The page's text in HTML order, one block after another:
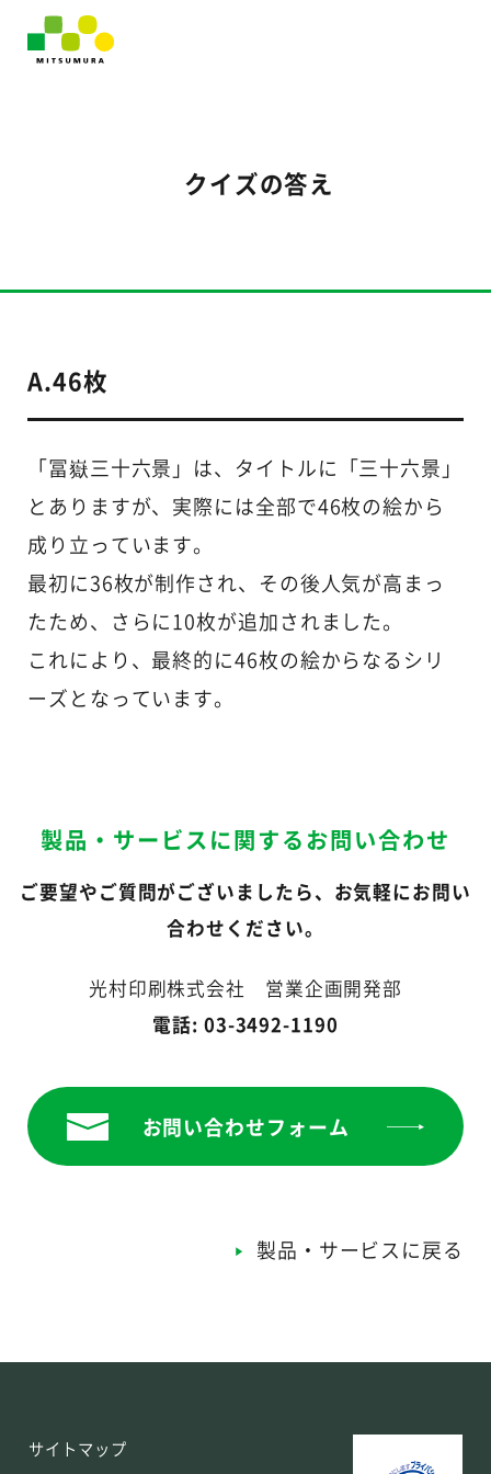
クイズの答え
A.46枚
「冨嶽三十六景」は、タイトルに「三十六景」
とありますが、実際には全部で46枚の絵から
成り立っています。
最初に36枚が制作され、その後人気が高まっ
たため、さらに10枚が追加されました。
これにより、最終的に46枚の絵からなるシリ
ーズとなっています。
製品・サービスに関するお問い合わせ
ご要望やご質問がございましたら、お気軽にお問い
合わせください。
光村印刷株式会社 営業企画開発部
電話: 03-3492-1190
お問い合わせフォーム
製品・サービスに戻る
サイトマップ